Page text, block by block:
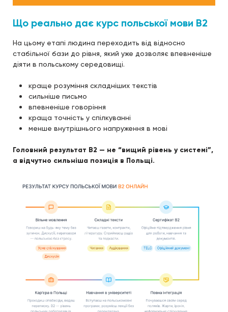
Що реально дає курс польської мови B2
На цьому етапі людина переходить від відносно
стабільної бази до рівня, який уже дозволяє впевненіше
діяти в польському середовищі.
краще розуміння складніших текстів
сильніше письмо
впевненіше говоріння
краща точність у спілкуванні
менше внутрішнього напруження в мові
Головний результат B2 — не “вищий рівень у системі”,
а відчутно сильніша позиція в Польщі.